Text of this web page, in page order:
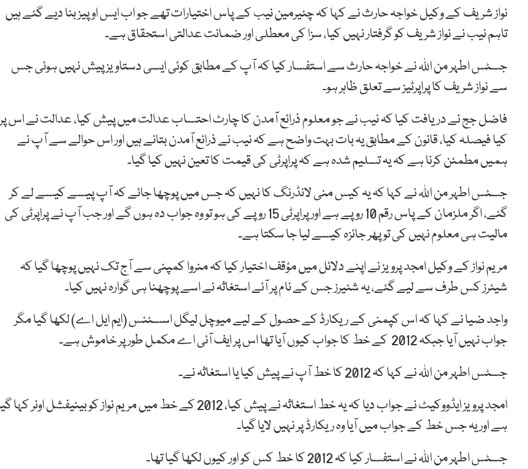
نواز شریف کے وکیل خواجہ حارث نے کہا کہ چئیرمین نیب کے پاس اختیارات تھے جو اب ایس او پیز بنا دیے گئے ہیں
تاہم نیب نے نواز شریف کو گرفتار نہیں کیا، سزا کی معطلی اور ضمانت عدالتی استحقاق ہے۔
جسٹس اطہر من اللہ نے خواجہ حارث سے استفسار کیا کہ آپ کے مطابق کوئی ایسی دستاویز پیش نہیں ہوئی جس
سے نواز شریف کا پراپرٹیز سے تعلق ظاہر ہو۔
فاضل جج نے دریافت کیا کہ نیب نے جو معلوم ذرائع آمدن کا چارٹ احتساب عدالت میں پیش کیا، عدالت نے اس پر
کیا فیصلہ کیا، قانون کے مطابق یہ بات بہت واضح ہے کہ نیب نے ذرائع آمدن بتانے ہیں اور اس حوالے سے آپ نے
ہمیں مطمئن کرنا ہے کہ یہ تسلیم شدہ ہے کہ پراپرٹی کی قیمت کا تعین نہیں کیا گیا۔
جسٹس اطہر من اللہ نے کہا کہ یہ کیس منی لانڈرنگ کا نہیں کہ جس میں پوچھا جائے کہ آپ پیسے کیسے لے کر
گئے، اگر ملزمان کے پاس رقم 10 روپے ہے اور پراپرٹی 15 روپے کی ہو تو وہ جواب دہ ہوں گے اور جب آپ نے پراپرٹی کی
مالیت ہی معلوم نہیں کی تو پھر جائزہ کیسے لیا جا سکتا ہے۔
مریم نواز کے وکیل امجد پرویز نے اپنے دلائل میں مؤقف اختیار کیا کہ منروا کمپنی سے آج تک نہیں پوچھا گیا کہ
شیئرز کس طرف سے لیے گئے، یہ شئیرز جس کے نام پر آئے استغاثہ نے اسے پوچھنا ہی گوارہ نہیں کیا۔
واجد ضیا نے کہا کہ اس کپمنی کے ریکارڈ کے حصول کے لیے میوچل لیگل اسسٹنس (ایم ایل اے) لکھا گیا مگر
جواب نہیں آیا جبکہ 2012 کے خط کا جواب کیوں آیا تھا اس پر ایف آئی اے مکمل طور پر خاموش ہے۔
جسٹس اطہر من اللہ نے کہا کہ 2012 کا خط آپ نے پیش کیا یا استغاثہ نے۔
امجد پرویز ایڈووکیٹ نے جواب دیا کہ یہ خط استغاثہ نے پیش کیا، 2012 کے خط میں مریم نواز کو بینیفشل اونر کہا
ہے اور یہ جس خط کے جواب میں آیا وہ ریکارڈ پر نہیں لایا گیا۔
جسٹس اطہر من اللہ نے استفسار کیا کہ 2012 کا خط کس کو اور کیوں لکھا گیا تھا۔